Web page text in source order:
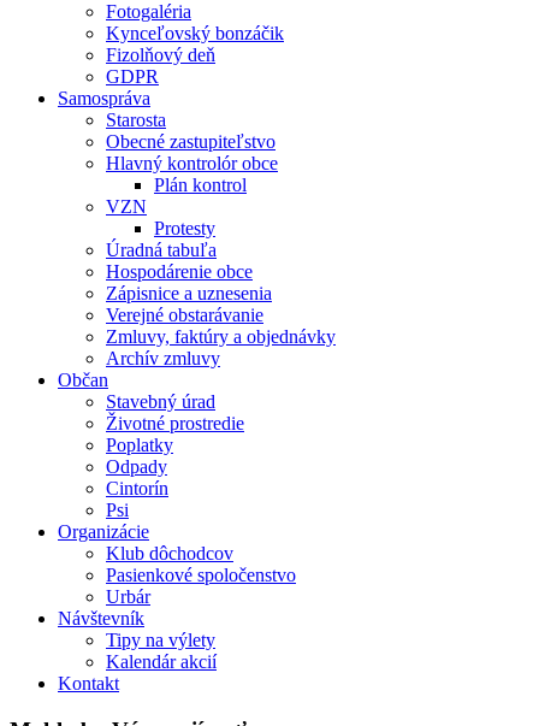
Fotogaléria
Kynceľovský bonzáčik
Fizolňový deň
GDPR
Samospráva
Starosta
Obecné zastupiteľstvo
Hlavný kontrolór obce
Plán kontrol
VZN
Protesty
Úradná tabuľa
Hospodárenie obce
Zápisnice a uznesenia
Verejné obstarávanie
Zmluvy, faktúry a objednávky
Archív zmluvy
Občan
Stavebný úrad
Životné prostredie
Poplatky
Odpady
Cintorín
Psi
Organizácie
Klub dôchodcov
Pasienkové spoločenstvo
Urbár
Návštevník
Tipy na výlety
Kalendár akcií
Kontakt